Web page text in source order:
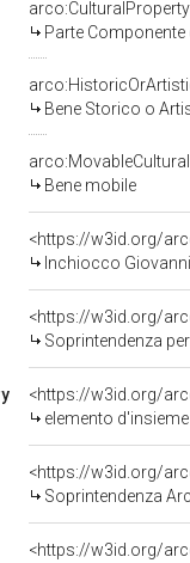
Parte Componente
Bene Storico o
Bene mobile
<https://w3id.org/
Inchiocco
<https://w3id.org/
Soprintendenza
<https://w3id.org/
elemento d'insieme
<https://w3id.org/
Soprintendenza
<https://w3id.org/